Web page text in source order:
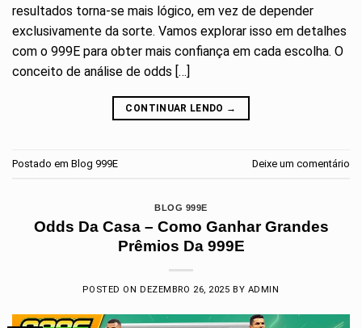
resultados torna-se mais lógico, em vez de depender
exclusivamente da sorte. Vamos explorar isso em detalhes
com o 999E para obter mais confiança em cada escolha. O
conceito de análise de odds […]
CONTINUAR LENDO →
Postado em Blog 999E Deixe um comentário
BLOG 999E
Odds Da Casa – Como Ganhar Grandes
Prêmios Da 999E
POSTED ON DEZEMBRO 26, 2025 BY ADMIN